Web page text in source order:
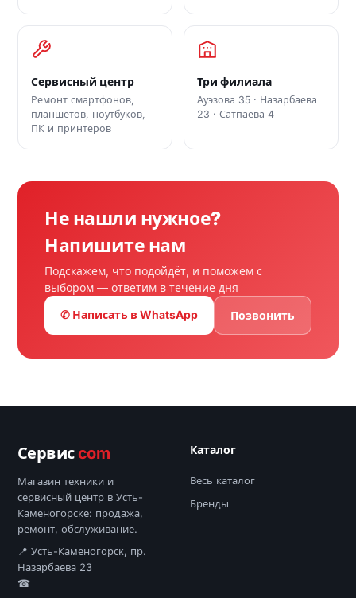
Сервисный центр
Ремонт смартфонов,
планшетов, ноутбуков,
ПК и принтеров
Три филиала
Ауэзова 35 · Назарбаева
23 · Сатпаева 4
Не нашли нужное?
Напишите нам
Подскажем, что подойдёт, и поможем с
выбором — ответим в течение дня
✆ Написать в WhatsApp
Позвонить
Сервисcom
Магазин техники и
сервисный центр в Усть-
Каменогорске: продажа,
ремонт, обслуживание.
📍 Усть-Каменогорск, пр.
Назарбаева 23
☎
Каталог
Весь каталог
Бренды